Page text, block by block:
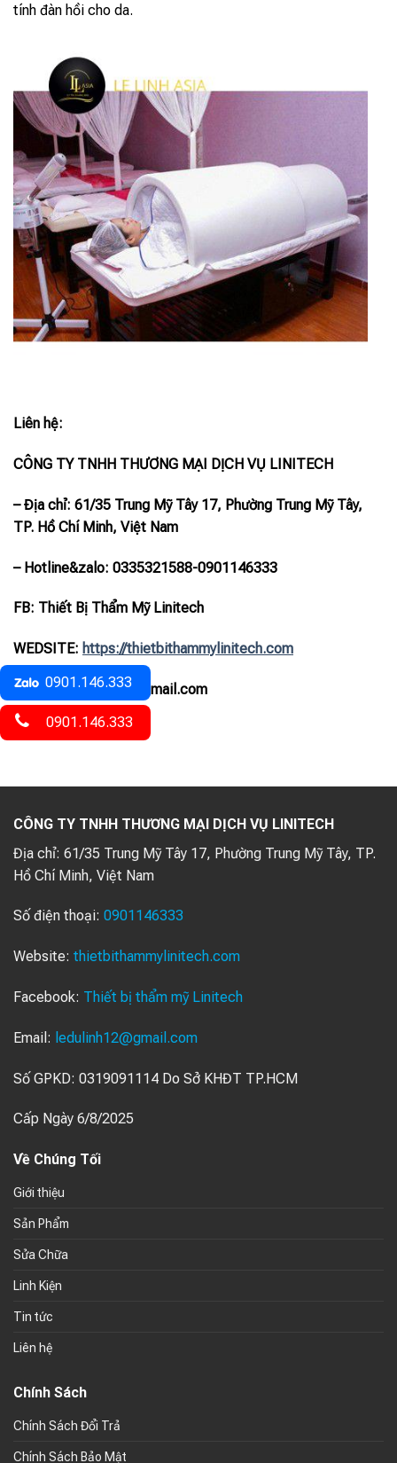
tính đàn hồi cho da.
Liên hệ:
CÔNG TY TNHH THƯƠNG MẠI DỊCH VỤ LINITECH
– Địa chỉ: 61/35 Trung Mỹ Tây 17, Phường Trung Mỹ Tây,
TP. Hồ Chí Minh, Việt Nam
– Hotline&zalo: 0335321588-0901146333
FB: Thiết Bị Thẩm Mỹ Linitech
WEDSITE: https://thietbithammylinitech.com
GMAIL: ledulinh12@gmail.com
CÔNG TY TNHH THƯƠNG MẠI DỊCH VỤ LINITECH
Địa chỉ: 61/35 Trung Mỹ Tây 17, Phường Trung Mỹ Tây, TP.
Hồ Chí Minh, Việt Nam
Số điện thoại: 0901146333
Website: thietbithammylinitech.com
Facebook: Thiết bị thẩm mỹ Linitech
Email: ledulinh12@gmail.com
Số GPKD: 0319091114 Do Sở KHĐT TP.HCM
Cấp Ngày 6/8/2025
Về Chúng Tối
Giới thiệu
Sản Phẩm
Sửa Chữa
Linh Kiện
Tin tức
Liên hệ
Chính Sách
Chính Sách Đổi Trả
Chính Sách Bảo Mật
0901.146.333
0901.146.333